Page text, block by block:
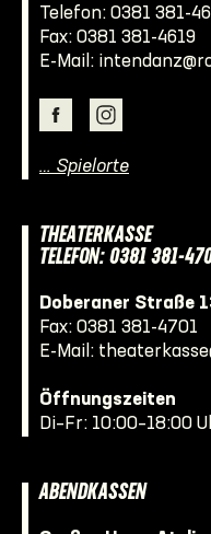
Telefon: 0381 381-
Fax: 0381 381-4619
E-Mail:
… Spielorte
THEATERKASSE
TELEFON: 0381 381-
Doberaner Straße
Fax: 0381 381-4701
E-Mail:
Öffnungszeiten
Di–Fr: 10:00–18:00
ABENDKASSEN